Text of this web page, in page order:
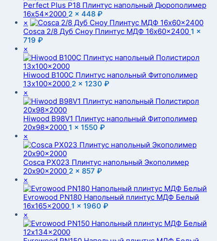
Perfect Plus P18 Плинтус напольный Дюрополимер
16x54x2000 2 × 448 ₽
×
Cosca 2/8 Дуб Сноу Плинтус МДФ 16x60x2400 1 ×
719 ₽
×
Hiwood B100C Плинтус напольный Фитополимер
13x100x2000 2 × 1230 ₽
×
Hiwood B98V1 Плинтус напольный Фитополимер
20x98x2000 1 × 1550 ₽
×
Cosca PX023 Плинтус напольный Экополимер
20x90x2000 2 × 857 ₽
×
Evrowood PN180 Напольный плинтус МДФ Белый
16x165x2000 1 × 1960 ₽
×